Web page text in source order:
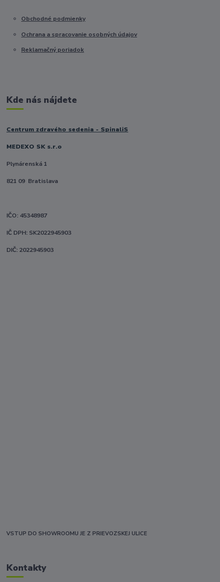
Obchodné podmienky
Ochrana a spracovanie osobných údajov
Reklamačný poriadok
Kde nás nájdete
Centrum zdravého sedenia - SpinaliS
MEDEXO SK s.r.o
Plynárenská 1
821 09 Bratislava
IČO: 45348987
IČ DPH: SK2022945903
DIČ: 2022945903
VSTUP DO SHOWROOMU JE Z PRIEVOZSKEJ ULICE
Kontakty